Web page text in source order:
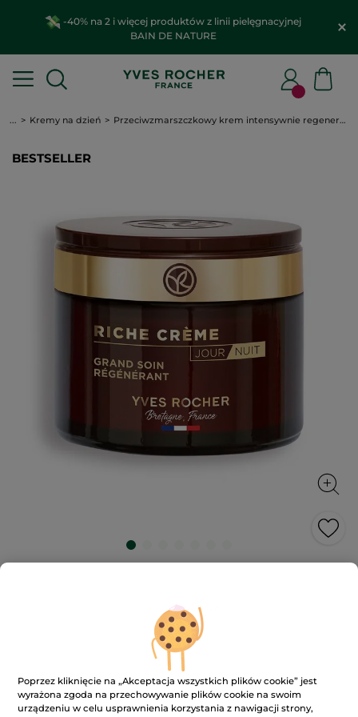
-40% na 2 i więcej produktów z linii pielęgnacyjnej
BAIN DE NATURE
... Kremy na dzień Przeciwzmarszczkowy krem intensywnie regenerujący
BESTSELLER
intensywnie regenerujący
Skóra staje się bardziej elastyczna, miękka, a
zmarszczki są wygładzone.
75 ml
4.8 ★★★★★
★★★★★
4.8
5
DODAJ RECENZJĘ
-29% 149.00 zł 209.00 zł
Poprzez kliknięcie na „Akceptacja wszystkich plików cookie” jest
wyrażona zgoda na przechowywanie plików cookie na swoim
urządzeniu w celu usprawnienia korzystania z nawigacji strony,